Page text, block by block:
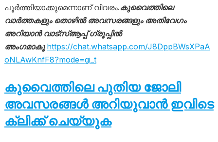
പൂർത്തിയാക്കുമെന്നാണ് വിവരം.കുവൈത്തിലെ
വാർത്തകളും തൊഴിൽ അവസരങ്ങളും അതിവേഗം
അറിയാൻ വാട്സ്ആപ്പ് ഗ്രൂപ്പിൽ
അംഗമാകൂ https://chat.whatsapp.com/J8DppBWsXPaA
oNLAwKnfF8?mode=gi_t
കുവൈത്തിലെ പുതിയ ജോലി
അവസരങ്ങൾ അറിയുവാൻ ഇവിടെ
ക്ലിക്ക് ചെയ്യുക